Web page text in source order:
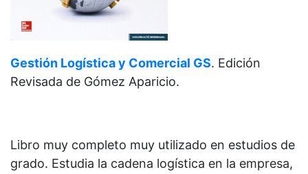
Gestión Logística y Comercial GS. Edición
Revisada de Gómez Aparicio.
Libro muy completo muy utilizado en estudios de
grado. Estudia la cadena logística en la empresa,